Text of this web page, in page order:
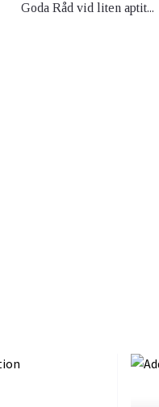
Goda Råd vid liten aptit...